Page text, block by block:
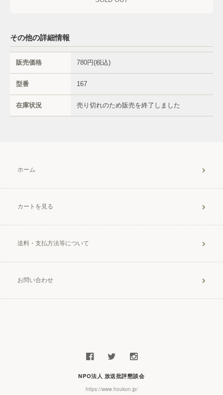
その他の詳細情報
販売価格 780円(税込)
型番 167
在庫状況 売り切れのため販売を終了しました
ホーム
カートを見る
送料・支払方法等について
お問い合わせ
NPO法人 放送批評懇談会
https://www.houkon.jp/